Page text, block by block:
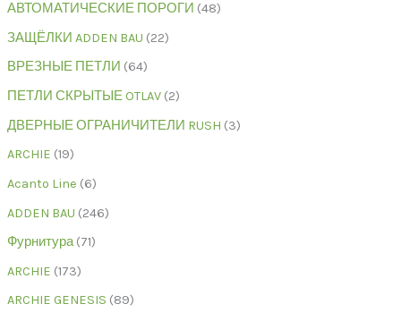
АВТОМАТИЧЕСКИЕ ПОРОГИ 48
ЗАЩЁЛКИ ADDEN BAU 22
ВРЕЗНЫЕ ПЕТЛИ 64
ПЕТЛИ СКРЫТЫЕ OTLAV 2
ДВЕРНЫЕ ОГРАНИЧИТЕЛИ RUSH 3
ARCHIE 19
Acanto Line 6
ADDEN BAU 246
Фурнитура 71
ARCHIE 173
ARCHIE GENESIS 89